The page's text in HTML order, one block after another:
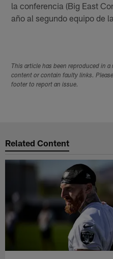
la conferencia (Big East
año al segundo equipo de
This article has been reproduced in
content or contain faulty links.
footer to report an issue.
Related Content